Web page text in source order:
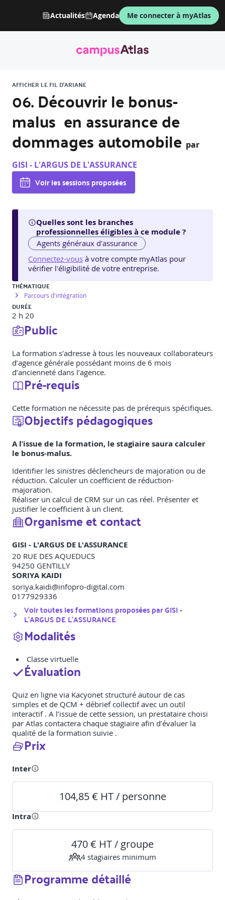
Actualités Agenda Me connecter à myAtlas
AFFICHER LE FIL D'ARIANE
06. Découvrir le bonus-
malus en assurance de
dommages automobile par
GISI - L'ARGUS DE L'ASSURANCE
Voir les sessions proposées
Quelles sont les branches
professionnelles éligibles à ce module ?
Agents généraux d'assurance
Connectez-vous à votre compte myAtlas pour
vérifier l'éligibilité de votre entreprise.
THÉMATIQUE
Parcours d'intégration
DURÉE
2 h 20
Public
La formation s'adresse à tous les nouveaux collaborateurs
d’agence générale possédant moins de 6 mois
d’ancienneté dans l’agence.
Pré-requis
Cette formation ne nécessite pas de prérequis spécifiques.
Objectifs pédagogiques
A l’issue de la formation, le stagiaire saura calculer
le bonus-malus.
Identifier les sinistres déclencheurs de majoration ou de
réduction. Calculer un coefficient de réduction-
majoration.
Réaliser un calcul de CRM sur un cas réel. Présenter et
justifier le coefficient à un client.
Organisme et contact
GISI - L'ARGUS DE L'ASSURANCE
20 RUE DES AQUEDUCS
94250 GENTILLY
SORIYA KAIDI
soriya.kaidi@infopro-digital.com
0177929336
Voir toutes les formations proposées parGISI -
L'ARGUS DE L'ASSURANCE
Modalités
Classe virtuelle
Évaluation
Quiz en ligne via Kacyonet structuré autour de cas
simples et de QCM + débrief collectif avec un outil
interactif . A l’issue de cette session, un prestataire choisi
par Atlas contactera chaque stagiaire afin d’évaluer la
qualité de la formation suivie .
Prix
Inter
104,85 € HT / personne
Intra
470 € HT / groupe
4 stagiaires minimum
Programme détaillé